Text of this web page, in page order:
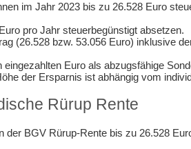
im Jahr 2023 bis zu 26.528 Euro
pro Jahr steuerbegünstigt absetzen.
(26.528 bzw. 53.056 Euro) inklusive
eingezahlten Euro als abzugsfähige
der Ersparnis ist abhängig vom
Rürup Rente
der BGV Rürup-Rente bis zu 26.528